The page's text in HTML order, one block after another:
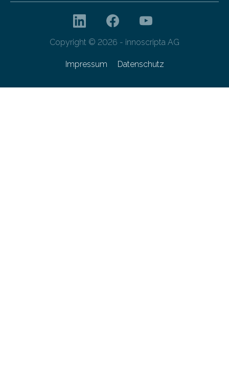
Copyright © 2026 - innoscripta AG
Impressum Datenschutz